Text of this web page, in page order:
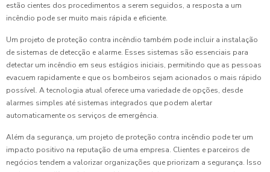
estão cientes dos procedimentos a serem seguidos, a resposta a um
incêndio pode ser muito mais rápida e eficiente.
Um projeto de proteção contra incêndio também pode incluir a instalação
de sistemas de detecção e alarme. Esses sistemas são essenciais para
detectar um incêndio em seus estágios iniciais, permitindo que as pessoas
evacuem rapidamente e que os bombeiros sejam acionados o mais rápido
possível. A tecnologia atual oferece uma variedade de opções, desde
alarmes simples até sistemas integrados que podem alertar
automaticamente os serviços de emergência.
Além da segurança, um projeto de proteção contra incêndio pode ter um
impacto positivo na reputação de uma empresa. Clientes e parceiros de
negócios tendem a valorizar organizações que priorizam a segurança. Isso